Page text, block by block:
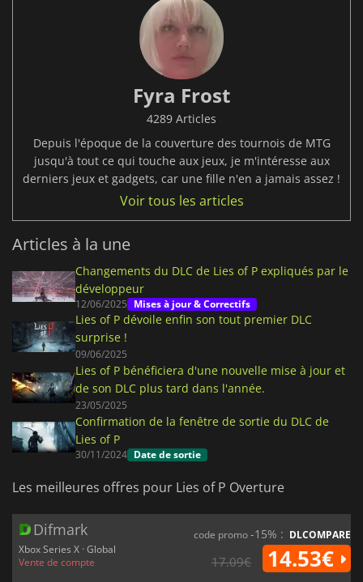
Fyra Frost
4289 Articles
Depuis l'époque de la couverture des tournois de MTG
jusqu'à tout ce qui touche aux jeux, je m'intéresse aux
derniers jeux et gadgets, car une fille n'en a jamais assez !
Voir tous les articles
Articles à la une
Changements du DLC de Lies of P expliqués par le
développeur
12/06/2025 Mises à jour & Correctifs
Lies of P dévoile enfin son tout premier DLC
surprise !
09/06/2025
Lies of P bénéficiera d'une nouvelle mise à jour et
de son DLC plus tard dans l'année.
23/05/2025
Confirmation de la fenêtre de sortie du DLC de
Lies of P
30/11/2024 Date de sortie
Les meilleures offres pour Lies of P Overture
Difmark
Xbox Series X · Global
Vente de compte
code promo-15% : DLCOMPARE
17.09€ 14.53€